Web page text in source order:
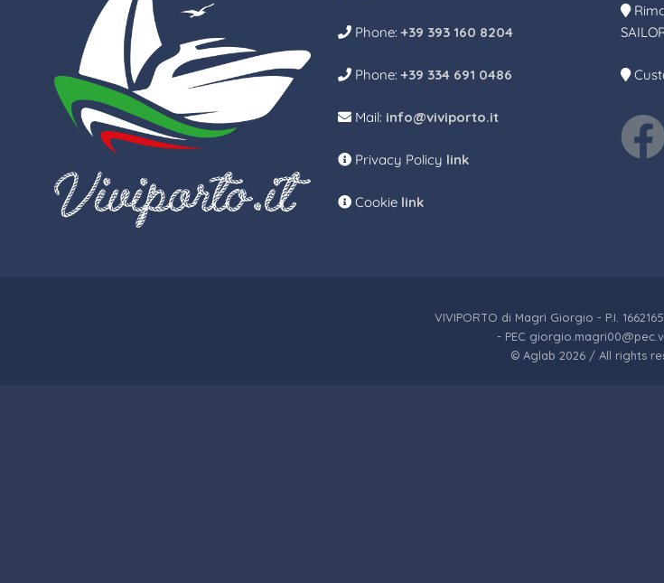
Phone:+39 393 160 8204
Phone:+39 334 691 0486
Mail: info@viviporto.it
Privacy Policy link
Cookie link
VIVIPORTO di Magrì Giorgio - P.I.
- PEC
© Aglab 2026 / All rights